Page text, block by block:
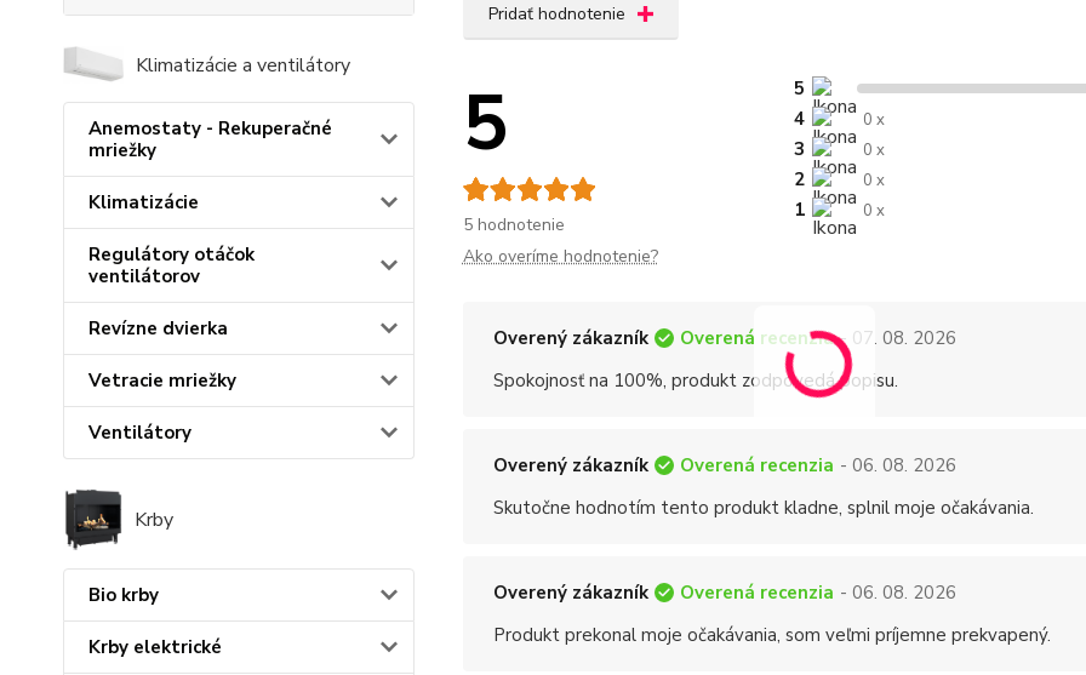
Klimatizácie a ventilátory
Anemostaty - Rekuperačné
mriežky
Klimatizácie
Regulátory otáčok
ventilátorov
Revízne dvierka
Vetracie mriežky
Ventilátory
Krby
Bio krby
Krby elektrické
Pridať hodnotenie
5
5 hodnotenie
5
4
0 x
3 0 x
2 0 x
1 0 x
Ako overíme hodnotenie?
Overený zákazník Overená recenzia - 07. 08. 2026
Spokojnosť na 100%, produkt zodpovedá popisu.
Overený zákazník Overená recenzia - 06. 08. 2026
Skutočne hodnotím tento produkt kladne, splnil moje očakávania.
Overený zákazník Overená recenzia - 06. 08. 2026
Produkt prekonal moje očakávania, som veľmi príjemne prekvapený.